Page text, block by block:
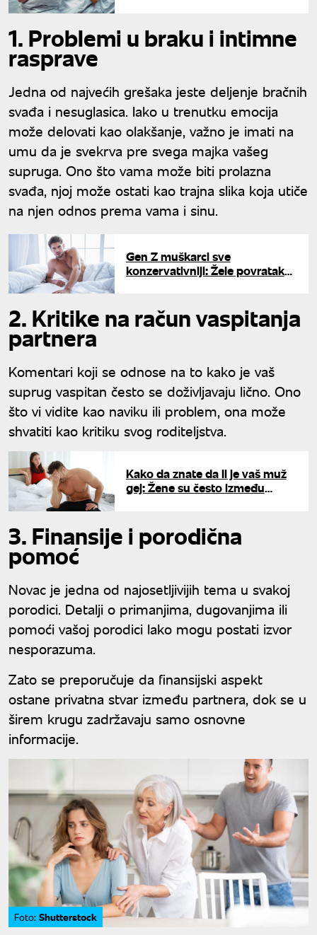
1. Problemi u braku i intimne
rasprave
Jedna od najvećih grešaka jeste deljenje bračnih
svađa i nesuglasica. Iako u trenutku emocija
može delovati kao olakšanje, važno je imati na
umu da je svekrva pre svega majka vašeg
supruga. Ono što vama može biti prolazna
svađa, njoj može ostati kao trajna slika koja utiče
na njen odnos prema vama i sinu.
Gen Z muškarci sve
konzervativniji: Žele povratak
2. Kritike na račun vaspitanja
partnera
Komentari koji se odnose na to kako je vaš
suprug vaspitan često se doživljavaju lično. Ono
što vi vidite kao naviku ili problem, ona može
shvatiti kao kritiku svog roditeljstva.
Kako da znate da li je vaš muž
gej: Žene su često između
3. Finansije i porodična
pomoć
Novac je jedna od najosetljivijih tema u svakoj
porodici. Detalji o primanjima, dugovanjima ili
pomoći vašoj porodici lako mogu postati izvor
nesporazuma.
Zato se preporučuje da finansijski aspekt
ostane privatna stvar između partnera, dok se u
širem krugu zadržavaju samo osnovne
informacije.
Foto: Shutterstock